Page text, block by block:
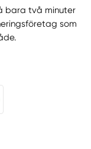
bara två minuter
som